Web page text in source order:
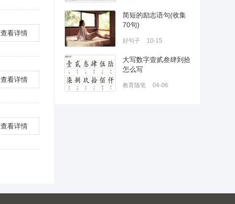
查看详情
查看详情
查看详情
简短的励志语句(收集
70句)
好句子 10-15
大写数字壹贰叁肆到拾
怎么写
教育随笔 04-06